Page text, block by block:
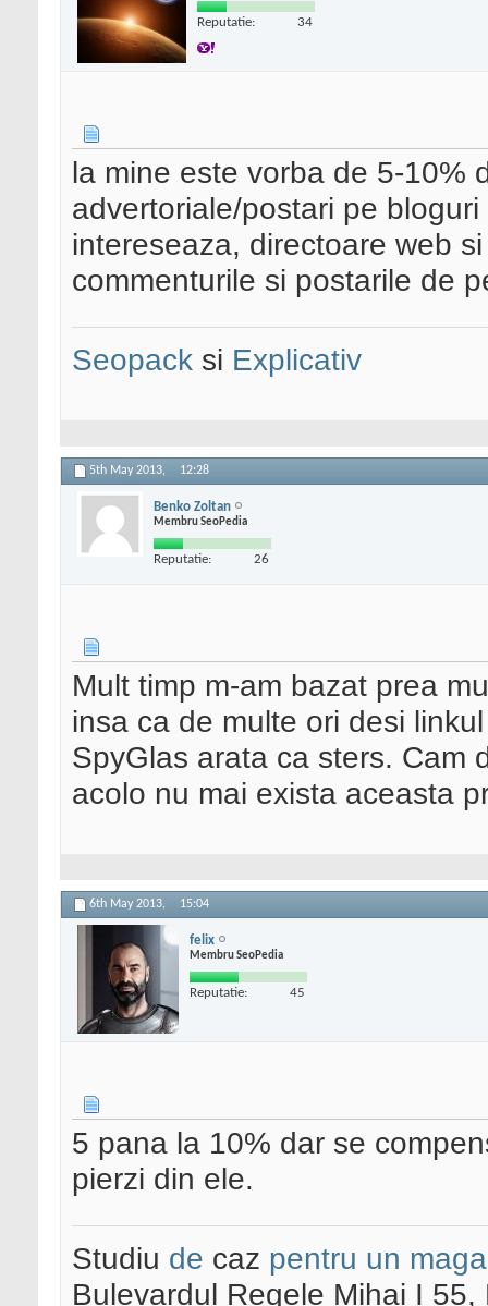
Reputatie: 34
la mine este vorba de 5-10%
advertoriale/postari pe
intereseaza, directoare web
commenturile si postarile de
Seopack si Explicativ
5th May 2013, 12:28
Benko Zoltan
Membru SeoPedia
Reputatie: 26
Mult timp m-am bazat prea
insa ca de multe ori desi
SpyGlas arata ca sters. Cam
acolo nu mai exista aceasta
6th May 2013, 15:04
felix
Membru SeoPedia
Reputatie: 45
5 pana la 10% dar se
pierzi din ele.
Studiu de caz pentru un
Bulevardul Regele Mihai I